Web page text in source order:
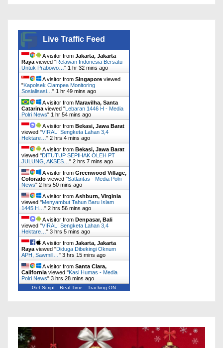
Live Traffic Feed
A visitor from Jakarta, Jakarta
Raya viewed "Relawan Indonesia Bersatu
Untuk Prabowo… " 1 hr 32 mins ago
A visitor from Singapore viewed
"Kapolsek Ciampea Monitoring
Sosialisasi… " 1 hr 49 mins ago
A visitor from Maravilha, Santa
Catarina viewed "Lebaran 1446 H - Media
Polri News" 1 hr 54 mins ago
A visitor from Bekasi, Jawa Barat
viewed "VIRAL! Sengketa Lahan 3,4
Hektare… " 2 hrs 4 mins ago
A visitor from Bekasi, Jawa Barat
viewed "DITUTUP SEPIHAK OLEH PT
JULUNG, AKSES… " 2 hrs 7 mins ago
A visitor from Greenwood Village,
Colorado viewed "Satlantas - Media Polri
News" 2 hrs 50 mins ago
A visitor from Ashburn, Virginia
viewed "Menyambut Tahun Baru Islam
1445 H… " 2 hrs 56 mins ago
A visitor from Denpasar, Bali
viewed "VIRAL! Sengketa Lahan 3,4
Hektare… " 3 hrs 5 mins ago
A visitor from Jakarta, Jakarta
Raya viewed "Diduga Dibekingi Oknum
APH, Sawmill… " 3 hrs 15 mins ago
A visitor from Santa Clara,
California viewed "Kasi Humas - Media
Polri News" 3 hrs 28 mins ago
Get Script Real Time Tracking ON